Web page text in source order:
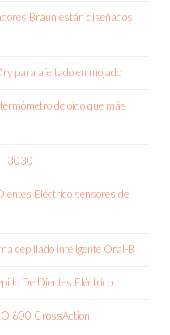
Braun están diseñados
para afeitado en mojado
de oído que más
3030
Eléctrico sensores de
cepillado inteligente Oral-B
De Dientes Eléctrico
600 CrossAction